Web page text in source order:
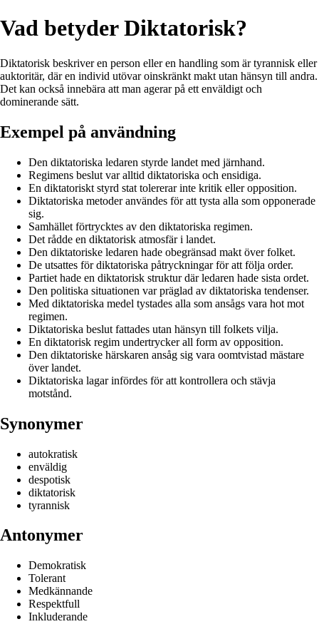
Vad betyder Diktatorisk?
Diktatorisk beskriver en person eller en handling som är tyrannisk eller
auktoritär, där en individ utövar oinskränkt makt utan hänsyn till andra.
Det kan också innebära att man agerar på ett enväldigt och
dominerande sätt.
Exempel på användning
Den diktatoriska ledaren styrde landet med järnhand.
Regimens beslut var alltid diktatoriska och ensidiga.
En diktatoriskt styrd stat tolererar inte kritik eller opposition.
Diktatoriska metoder användes för att tysta alla som opponerade
sig.
Samhället förtrycktes av den diktatoriska regimen.
Det rådde en diktatorisk atmosfär i landet.
Den diktatoriske ledaren hade obegränsad makt över folket.
De utsattes för diktatoriska påtryckningar för att följa order.
Partiet hade en diktatorisk struktur där ledaren hade sista ordet.
Den politiska situationen var präglad av diktatoriska tendenser.
Med diktatoriska medel tystades alla som ansågs vara hot mot
regimen.
Diktatoriska beslut fattades utan hänsyn till folkets vilja.
En diktatorisk regim undertrycker all form av opposition.
Den diktatoriske härskaren ansåg sig vara oomtvistad mästare
över landet.
Diktatoriska lagar infördes för att kontrollera och stävja
motstånd.
Synonymer
autokratisk
enväldig
despotisk
diktatorisk
tyrannisk
Antonymer
Demokratisk
Tolerant
Medkännande
Respektfull
Inkluderande